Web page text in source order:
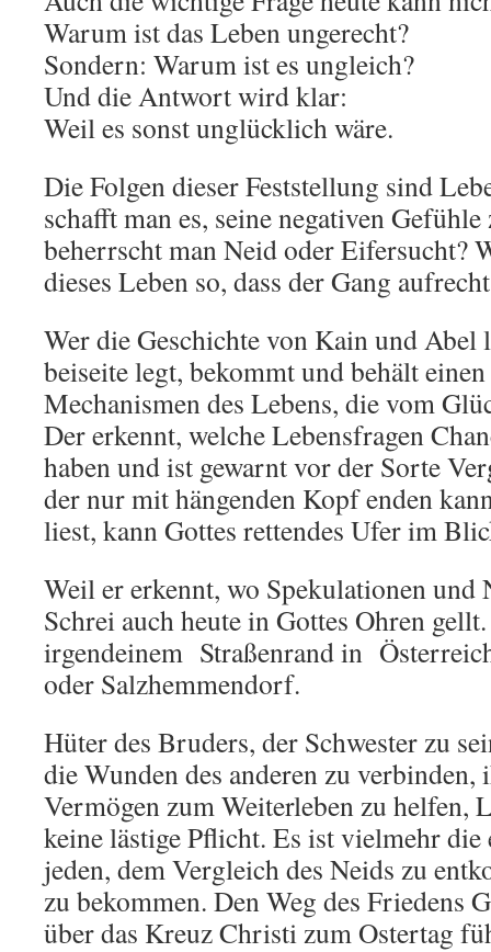
Warum ist das Leben ungerecht?
Sondern: Warum ist es ungleich?
Und die Antwort wird klar:
Weil es sonst unglücklich wäre.
Die Folgen dieser Feststellung sind
schafft man es, seine negativen
beherrscht man Neid oder Eifersucht?
dieses Leben so, dass der Gang
Wer die Geschichte von Kain und Abel
beiseite legt, bekommt und behält
Mechanismen des Lebens, die vom
Der erkennt, welche Lebensfragen
haben und ist gewarnt vor der Sorte
der nur mit hängenden Kopf enden
liest, kann Gottes rettendes Ufer im
Weil er erkennt, wo Spekulationen und
Schrei auch heute in Gottes Ohren
irgendeinem Straßenrand in
oder Salzhemmendorf.
Hüter des Bruders, der Schwester zu
die Wunden des anderen zu verbinden,
Vermögen zum Weiterleben zu helfen,
keine lästige Pflicht. Es ist vielmehr
jeden, dem Vergleich des Neids zu
zu bekommen. Den Weg des Friedens
über das Kreuz Christi zum Ostertag